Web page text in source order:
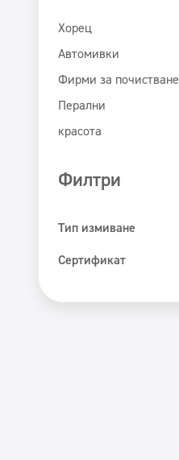
Хорец
Автомивки
Фирми за почистване
Перални
красота
Филтри
Тип измиване
Машинно почистване
Сертификат